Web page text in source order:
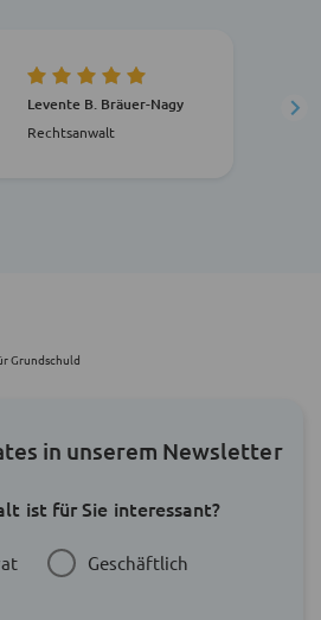
Levente B. Bräuer-Nagy
Rechtsanwalt
Grundschuld
in unserem Newsletter
ist für Sie interessant?
Geschäftlich